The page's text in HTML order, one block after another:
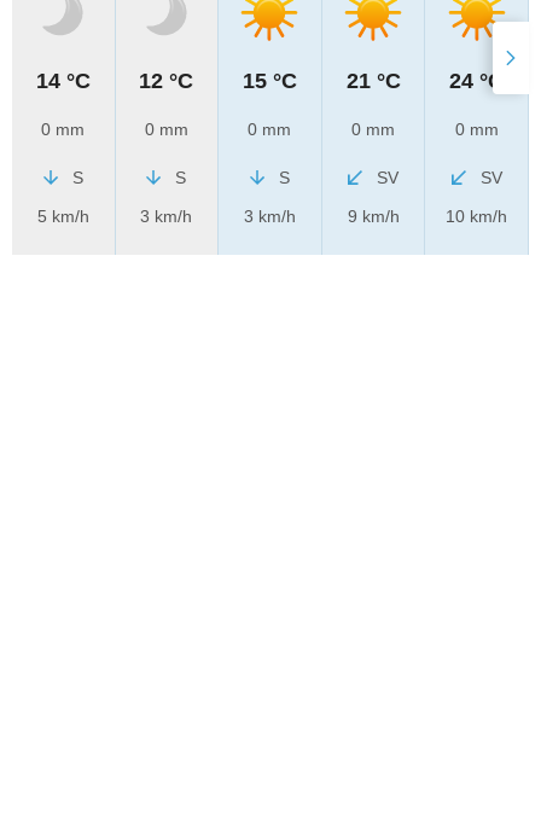
14 °C
0 mm
S
5 km/h
12 °C
0 mm
S
3 km/h
15 °C
0 mm
S
3 km/h
21 °C
0 mm
SV
9 km/h
24 °C
0 mm
SV
10 km/h